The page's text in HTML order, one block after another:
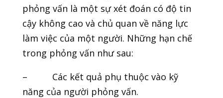
phỏng vấn là một sự xét đoán có độ tin
cậy không cao và chủ quan về năng lực
làm việc của một người. Những hạn chế
trong phỏng vấn như sau:
– Các kết quả phụ thuộc vào kỹ
năng của người phỏng vấn.